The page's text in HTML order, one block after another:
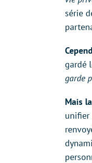
série
gardé
garde
Mais
unifier